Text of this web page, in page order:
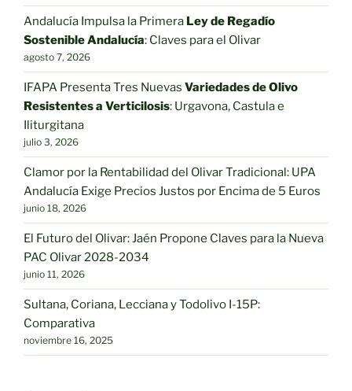
Andalucía Impulsa la Primera Ley de Regadío
Sostenible Andalucía: Claves para el Olivar
agosto 7, 2026
IFAPA Presenta Tres Nuevas Variedades de Olivo
Resistentes a Verticilosis: Urgavona, Castula e
Iliturgitana
julio 3, 2026
Clamor por la Rentabilidad del Olivar Tradicional: UPA
Andalucía Exige Precios Justos por Encima de 5 Euros
junio 18, 2026
El Futuro del Olivar: Jaén Propone Claves para la Nueva
PAC Olivar 2028-2034
junio 11, 2026
Sultana, Coriana, Lecciana y Todolivo I-15P:
Comparativa
noviembre 16, 2025